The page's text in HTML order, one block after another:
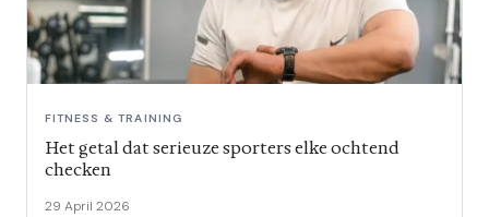
FITNESS & TRAINING
Het getal dat serieuze sporters elke ochtend
checken
29 April 2026